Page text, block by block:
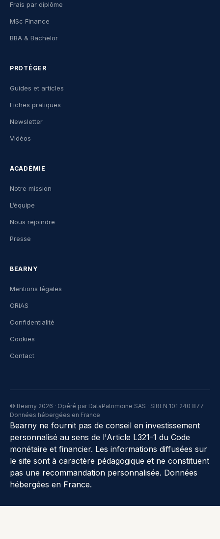
Frais par diplôme
MSc Finance
BBA & Bachelor
PROTÉGER
Guides et articles
Fiches pratiques
Newsletter
Vidéos
ACADÉMIE
Notre mission
L’équipe
Nous rejoindre
Presse
BEARNY
Mentions légales
ORIAS
Confidentialité
Cookies
Contact
© Bearny 2026 · Opéré par DataPatrimoine SAS · SIREN 101 240 877
Données hébergées en France
Bearny ne fournit pas de conseil en investissement
personnalisé au sens de l'Article L321-1 du Code
monétaire et financier. Les informations diffusées sur
le site sont à caractère pédagogique et ne constituent
pas une recommandation personnalisée. Données
hébergées en France.